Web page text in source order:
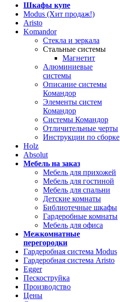
Шкафы купе
Modus (Хит продаж!)
Aristo
Komandor
Стекла и зеркала
Стальные системы
Магнетит
Алюминиевые
системы
Описание системы
Командор
Элементы систем
Командор
Системы Командор
Отличительные черты
Инструкции по сборке
Holz
Absolut
Мебель на заказ
Мебель для прихожей
Мебель для гостиной
Мебель для спальни
Детские комнаты
Библиотечные шкафы
Гардеробные комнаты
Мебель для офиса
Межкомнатные
перегородки
Гардеробная система Modus
Гардеробная система Aristo
Egger
Пескоструйка
Производство
Цены